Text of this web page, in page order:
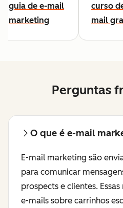
guia de e-mail
marketing
curso
mail
Perguntas
O que é e-mail
E-mail marketing são
para comunicar
prospects e clientes.
e-mails sobre carrinhos